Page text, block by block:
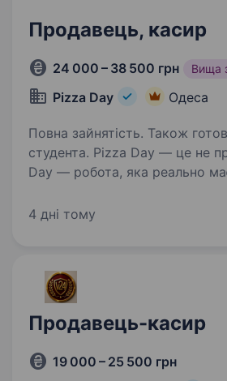
Продавець, касир
24 000 – 38 500 грн Вища
Pizza Day Одеса
Повна зайнятість. Також
студента. Pizza Day — це не просто піца! Pizza
Day — робота, яка реально
Відкриті вакансії за адресами: вул.
4 дні тому
Продавець-касир
19 000 – 25 500 грн